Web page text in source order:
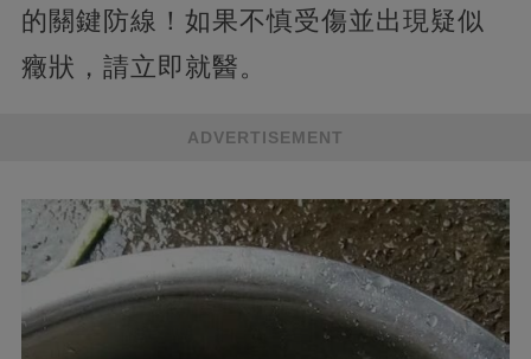
的關鍵防線！如果不慎受傷並出現疑似
癥狀，請立即就醫。
ADVERTISEMENT